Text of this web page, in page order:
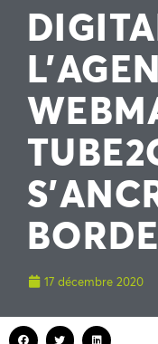
17 décembre 2020